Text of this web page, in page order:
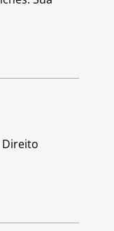
Direito